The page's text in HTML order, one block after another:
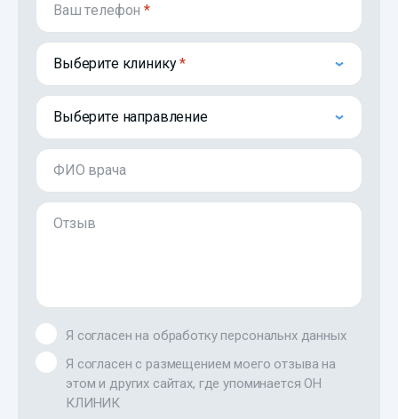
Ваш телефон*
Выберите клинику
Выберите направление
ФИО врача
Отзыв
Я согласен на обработку персональнх данных
Я согласен с размещением моего отзыва на
этом и других сайтах, где упоминается ОН
КЛИНИК